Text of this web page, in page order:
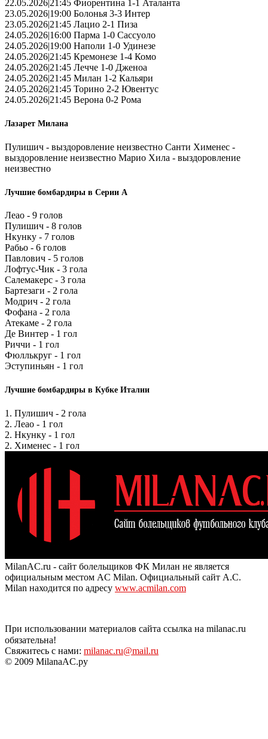
22.05.2026|21:45 Фиорентина 1-1 Аталанта
23.05.2026|19:00 Болонья 3-3 Интер
23.05.2026|21:45 Лацио 2-1 Пиза
24.05.2026|16:00 Парма 1-0 Сассуоло
24.05.2026|19:00 Наполи 1-0 Удинезе
24.05.2026|21:45 Кремонезе 1-4 Комо
24.05.2026|21:45 Лечче 1-0 Дженоа
24.05.2026|21:45 Милан 1-2 Кальяри
24.05.2026|21:45 Торино 2-2 Ювентус
24.05.2026|21:45 Верона 0-2 Рома
Лазарет Милана
Пулишич - выздоровление неизвестно Санти Хименес -
выздоровление неизвестно Марио Хила - выздоровление
неизвестно
Лучшие бомбардиры в Серии А
Леао - 9 голов
Пулишич - 8 голов
Нкунку - 7 голов
Рабьо - 6 голов
Павлович - 5 голов
Лофтус-Чик - 3 гола
Салемакерс - 3 гола
Бартезаги - 2 гола
Модрич - 2 гола
Фофана - 2 гола
Атекаме - 2 гола
Де Винтер - 1 гол
Риччи - 1 гол
Фюллькруг - 1 гол
Эступиньян - 1 гол
Лучшие бомбардиры в Кубке Италии
1. Пулишич - 2 гола
2. Леао - 1 гол
2. Нкунку - 1 гол
2. Хименес - 1 гол
MilanAC.ru - сайт болельщиков ФК Милан не является
официальным местом AC Milan. Официальный сайт A.C.
Milan находится по адресу www.acmilan.com
При использовании материалов сайта ссылка на milanac.ru
обязательна!
Свяжитесь с нами: milanac.ru@mail.ru
© 2009 MilanaAC.ру